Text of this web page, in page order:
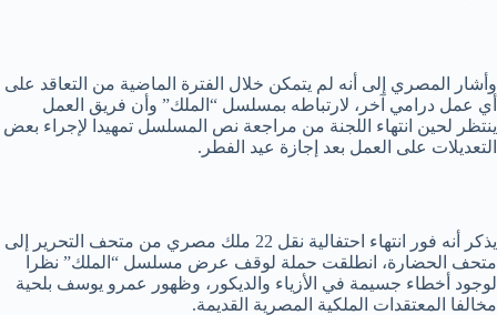
وأشار المصري إلى أنه لم يتمكن خلال الفترة الماضية من التعاقد على
أي عمل درامي آخر، لارتباطه بمسلسل “الملك” وأن فريق العمل
ينتظر لحين انتهاء اللجنة من مراجعة نص المسلسل تمهيدا لإجراء بعض
التعديلات على العمل بعد إجازة عيد الفطر.
يذكر أنه فور انتهاء احتفالية نقل 22 ملك مصري من متحف التحرير إلى
متحف الحضارة، انطلقت حملة لوقف عرض مسلسل “الملك” نظرا
لوجود أخطاء جسيمة في الأزياء والديكور، وظهور عمرو يوسف بلحية
مخالفا المعتقدات الملكية المصرية القديمة.